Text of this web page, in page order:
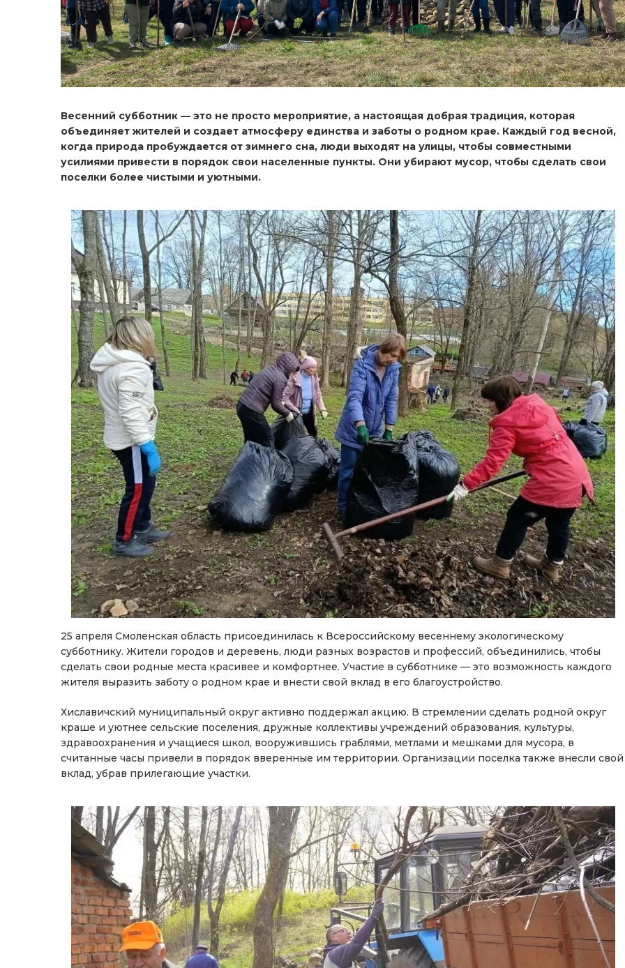
Весенний субботник — это не просто мероприятие, а настоящая добрая традиция, которая
объединяет жителей и создает атмосферу единства и заботы о родном крае. Каждый год весной,
когда природа пробуждается от зимнего сна, люди выходят на улицы, чтобы совместными
усилиями привести в порядок свои населенные пункты. Они убирают мусор, чтобы сделать свои
поселки более чистыми и уютными.
25 апреля Смоленская область присоединилась к Всероссийскому весеннему экологическому
субботнику. Жители городов и деревень, люди разных возрастов и профессий, объединились, чтобы
сделать свои родные места красивее и комфортнее. Участие в субботнике — это возможность каждого
жителя выразить заботу о родном крае и внести свой вклад в его благоустройство.
Хиславичский муниципальный округ активно поддержал акцию. В стремлении сделать родной округ
краше и уютнее сельские поселения, дружные коллективы учреждений образования, культуры,
здравоохранения и учащиеся школ, вооружившись граблями, метлами и мешками для мусора, в
считанные часы привели в порядок вверенные им территории. Организации поселка также внесли свой
вклад, убрав прилегающие участки.